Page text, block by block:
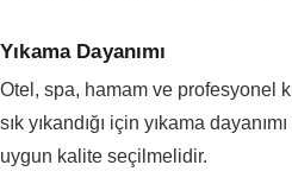
Yıkama Dayanımı
Otel, spa, hamam ve profesyonel
sık yıkandığı için yıkama
uygun kalite seçilmelidir.